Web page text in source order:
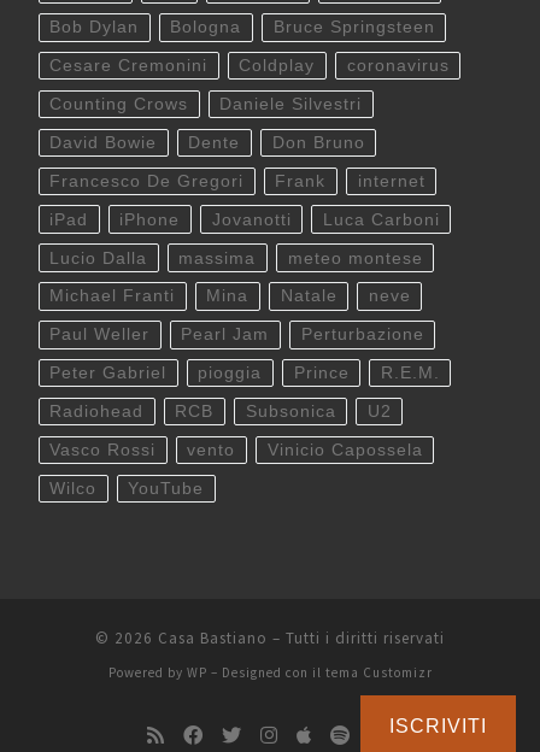
Bob Dylan Bologna Bruce Springsteen
Cesare Cremonini Coldplay coronavirus
Counting Crows Daniele Silvestri
David Bowie Dente Don Bruno
Francesco De Gregori Frank internet
iPad iPhone Jovanotti Luca Carboni
Lucio Dalla massima meteo montese
Michael Franti Mina Natale neve
Paul Weller Pearl Jam Perturbazione
Peter Gabriel pioggia Prince R.E.M.
Radiohead RCB Subsonica U2
Vasco Rossi vento Vinicio Capossela
Wilco YouTube
© 2026 Casa Bastiano – Tutti i diritti riservati
Powered by WP – Designed con il tema Customizr
ISCRIVITI